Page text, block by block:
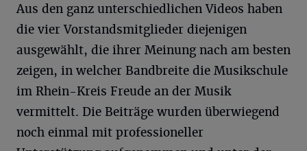
Aus den ganz unterschiedlichen Videos haben
die vier Vorstandsmitglieder diejenigen
ausgewählt, die ihrer Meinung nach am besten
zeigen, in welcher Bandbreite die Musikschule
im Rhein-Kreis Freude an der Musik
vermittelt. Die Beiträge wurden überwiegend
noch einmal mit professioneller